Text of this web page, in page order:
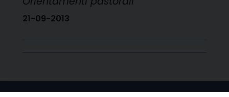
21-09-2013